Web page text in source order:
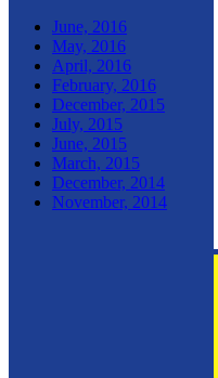
June, 2016
May, 2016
April, 2016
February, 2016
December, 2015
July, 2015
June, 2015
March, 2015
December, 2014
November, 2014